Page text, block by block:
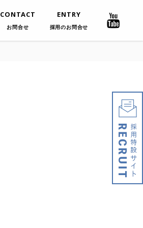
CONTACT
お問合せ
ENTRY
採用のお問合せ